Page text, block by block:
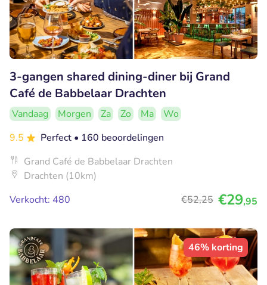
3-gangen shared dining-diner bij Grand
Café de Babbelaar Drachten
Vandaag Morgen Za Zo Ma
Wo
9.5
Perfect • 160 beoordelingen
Grand Café de Babbelaar Drachten
Drachten (10km)
Verkocht: 480
€52,25 €29,95
46% korting